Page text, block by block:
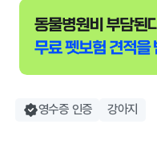
영수증 인증 강아지